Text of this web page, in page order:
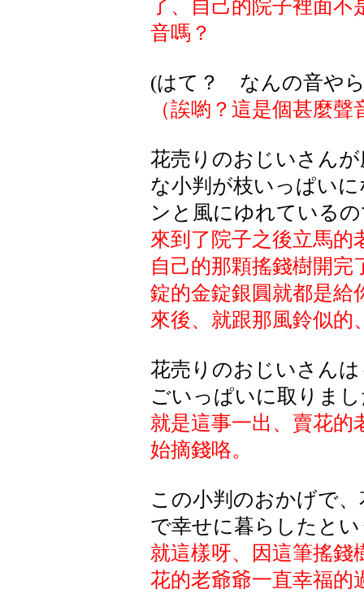
了、自己的院子裡面不
音嗎？
(はて？ なんの音や
（誒喲？這是個甚麼聲
花売りのおじいさん
な小判が枝いっぱい
ンと風にゆれている
來到了院子之後立馬的
自己的那顆搖錢樹開完
錠的金錠銀圓就都是給
來後、就跟那風鈴似的
花売りのおじいさん
ごいっぱいに取りま
就是這事一出、賣花的
始摘錢咯。
この小判のおかげで
で幸せに暮らしたと
就這樣呀、因這筆搖錢
花的老爺爺一直幸福的